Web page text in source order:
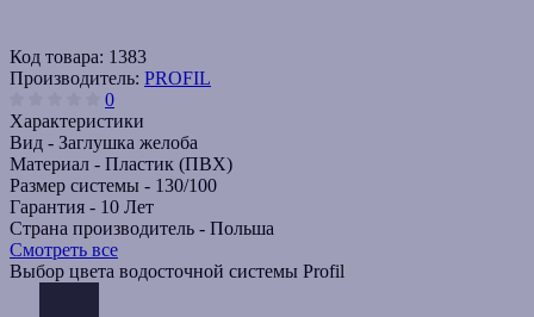
Код товара: 1383
Производитель: PROFIL
0
Характеристики
Вид - Заглушка желоба
Материал - Пластик (ПВХ)
Размер системы - 130/100
Гарантия - 10 Лет
Страна производитель - Польша
Смотреть все
Выбор цвета водосточной системы Profil